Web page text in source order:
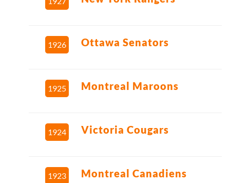
1926 Ottawa Senators
1925 Montreal Maroons
1924 Victoria Cougars
1923 Montreal Canadiens